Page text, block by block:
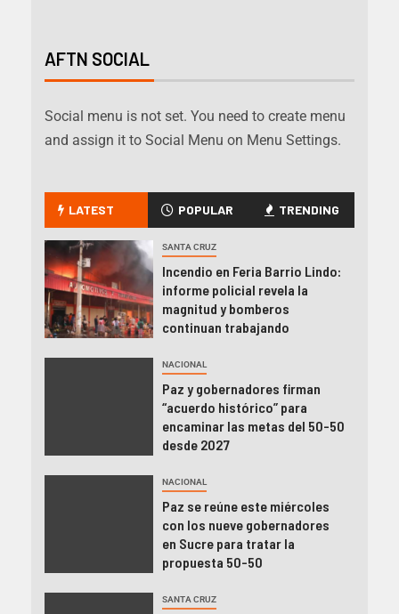
AFTN SOCIAL
Social menu is not set. You need to create menu
and assign it to Social Menu on Menu Settings.
LATEST POPULAR TRENDING
SANTA CRUZ
Incendio en Feria Barrio Lindo:
informe policial revela la
magnitud y bomberos
continuan trabajando
NACIONAL
Paz y gobernadores firman
“acuerdo histórico” para
encaminar las metas del 50-50
desde 2027
NACIONAL
Paz se reúne este miércoles
con los nueve gobernadores
en Sucre para tratar la
propuesta 50-50
SANTA CRUZ